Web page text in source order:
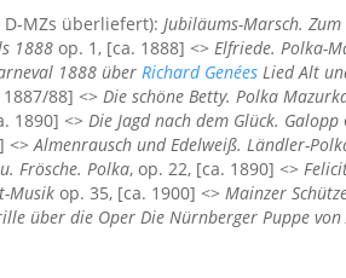
MZs überliefert): Jubiläums-Marsch. Zum
1888 op. 1, [ca. 1888] <> Elfriede. Polka-
1888 über Richard Genées Lied Alt
88] <> Die schöne Betty. Polka
1890] <> Die Jagd nach dem Glück. Galopp
<>Almenrausch und Edelweiß. Ländler-
Frösche. Polka, op. 22, [ca. 1890] <>
Musik op. 35, [ca. 1900] <> Mainzer
über die Oper Die Nürnberger Puppe von